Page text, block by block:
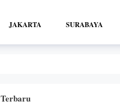
JAKARTA SURABAYA
Terbaru